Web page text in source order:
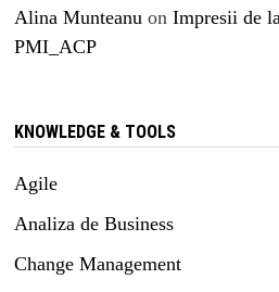
Alina Munteanuon Impresii de
PMI_ACP
KNOWLEDGE & TOOLS
Agile
Analiza de Business
Change Management